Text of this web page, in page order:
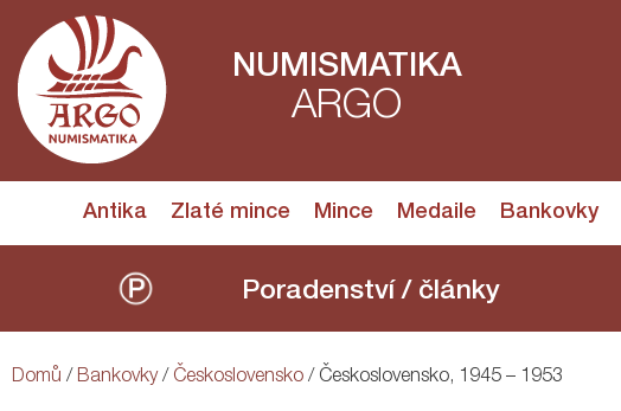
NUMISMATIKA
ARGO
Antika Zlaté mince Mince Medaile Bankovky
Poradenství / články
Domů / Bankovky/ Československo / Československo, 1945 – 1953